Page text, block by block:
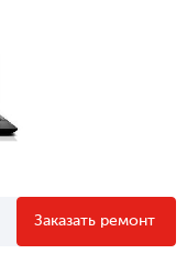
Заказать ремонт